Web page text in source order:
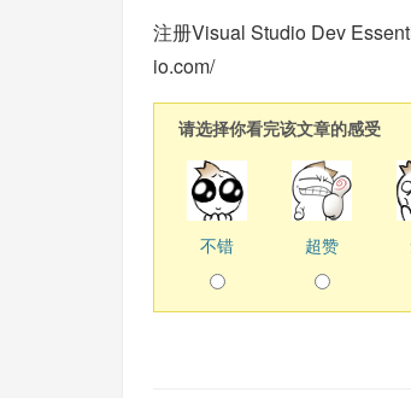
注册Visual Studio Dev
io.com/
请选择你看完该文章的感受
不错 超赞